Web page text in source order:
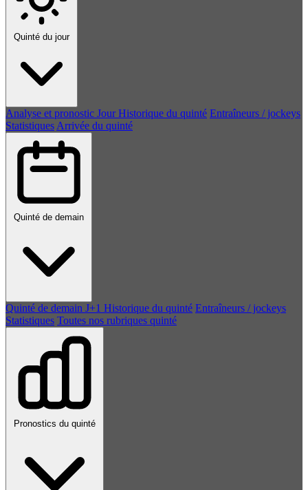
Quinté du jour
Analyse et pronostic Jour Historique du quinté Entraîneurs / jockeys
Statistiques Arrivée du quinté
Quinté de demain
Quinté de demain J+1 Historique du quinté Entraîneurs / jockeys
Statistiques Toutes nos rubriques quinté
Pronostics du quinté